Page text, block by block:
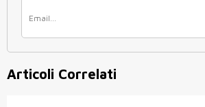
Articoli Correlati